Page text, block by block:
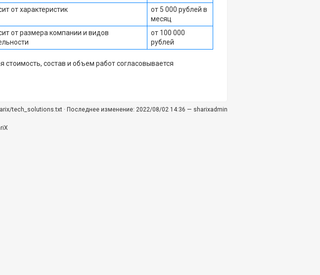
от характеристик
от 5 000 рублей в
месяц
от размера компании и видов
от 100 000
рублей
состав и объем работ согласовывается
tech_solutions.txt · Последнее изменение: 2022/08/02 14:36 — sharixadmin